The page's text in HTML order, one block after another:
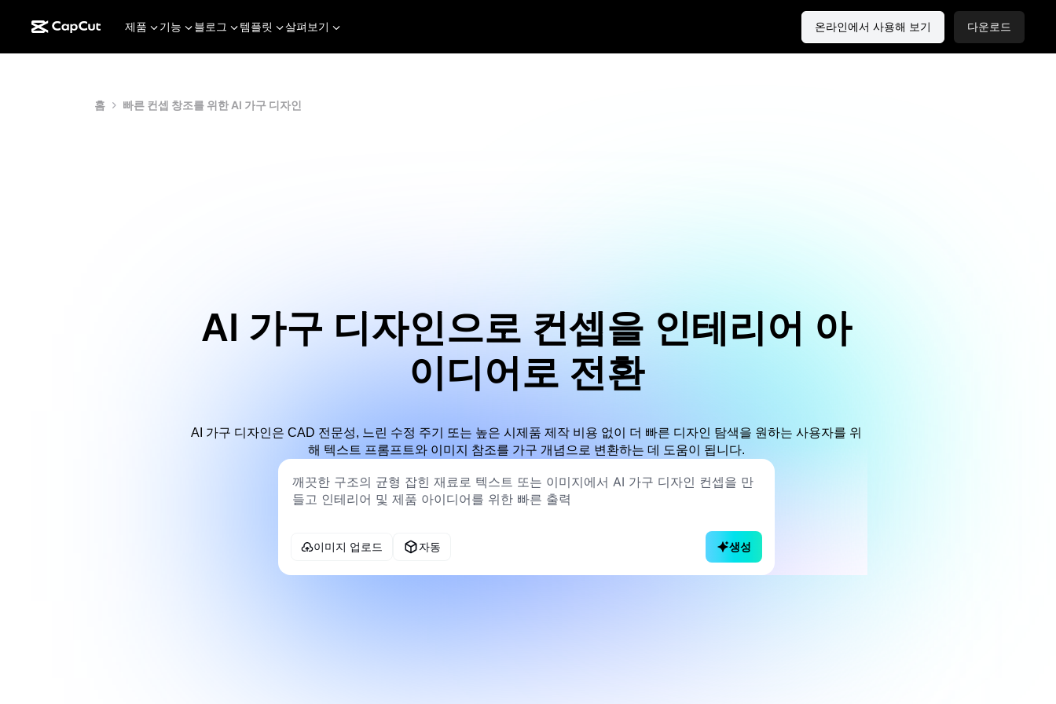
제품 기능 블로그 템플릿 살펴보기 온라인에서 사용해 보기 다운로드
홈 빠른 컨셉 창조를 위한 AI 가구 디자인
AI 가구 디자인으로 컨셉을 인테리어 아
이디어로 전환
AI 가구 디자인은 CAD 전문성, 느린 수정 주기 또는 높은 시제품 제작 비용 없이 더 빠른 디자인 탐색을 원하는 사용자를 위
해 텍스트 프롬프트와 이미지 참조를 가구 개념으로 변환하는 데 도움이 됩니다.
이미지 업로드 자동 생성